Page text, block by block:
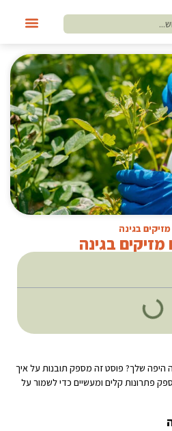
בגינה
בגינה
היפה שלך? פוסט זה מספק תובנות על איך
פתרונות קלים ומעשיים כדי לשמור על